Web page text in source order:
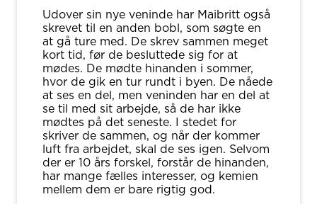
Udover sin nye veninde har Maibritt også
skrevet til en anden bobl, som søgte en
at gå ture med. De skrev sammen meget
kort tid, før de besluttede sig for at
mødes. De mødte hinanden i sommer,
hvor de gik en tur rundt i byen. De nåede
at ses en del, men veninden har en del at
se til med sit arbejde, så de har ikke
mødtes på det seneste. I stedet for
skriver de sammen, og når der kommer
luft fra arbejdet, skal de ses igen. Selvom
der er 10 års forskel, forstår de hinanden,
har mange fælles interesser, og kemien
mellem dem er bare rigtig god.